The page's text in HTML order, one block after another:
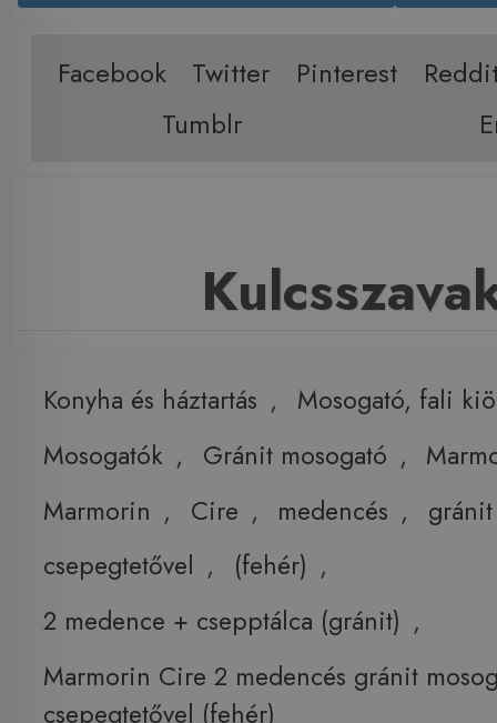
Facebook Twitter Pinterest
Tumblr
Konyha és háztartás ,
Mosogató, fali
Mosogatók , Gránit mosogató ,
Marmorin , Cire , medencés ,
gránit
csepegtetővel , (fehér) ,
2 medence + csepptálca (gránit) ,
Marmorin Cire 2 medencés gránit
csepegtetővel (fehér)